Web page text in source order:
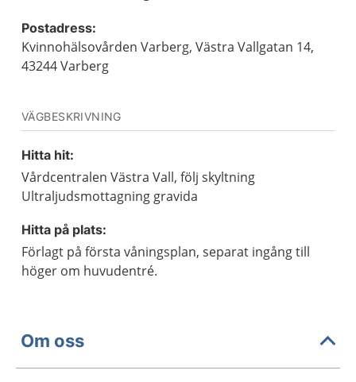
Postadress:
Kvinnohälsovården Varberg, Västra Vallgatan 14,
43244 Varberg
VÄGBESKRIVNING
Hitta hit:
Vårdcentralen Västra Vall, följ skyltning
Ultraljudsmottagning gravida
Hitta på plats:
Förlagt på första våningsplan, separat ingång till
höger om huvudentré.
Om oss